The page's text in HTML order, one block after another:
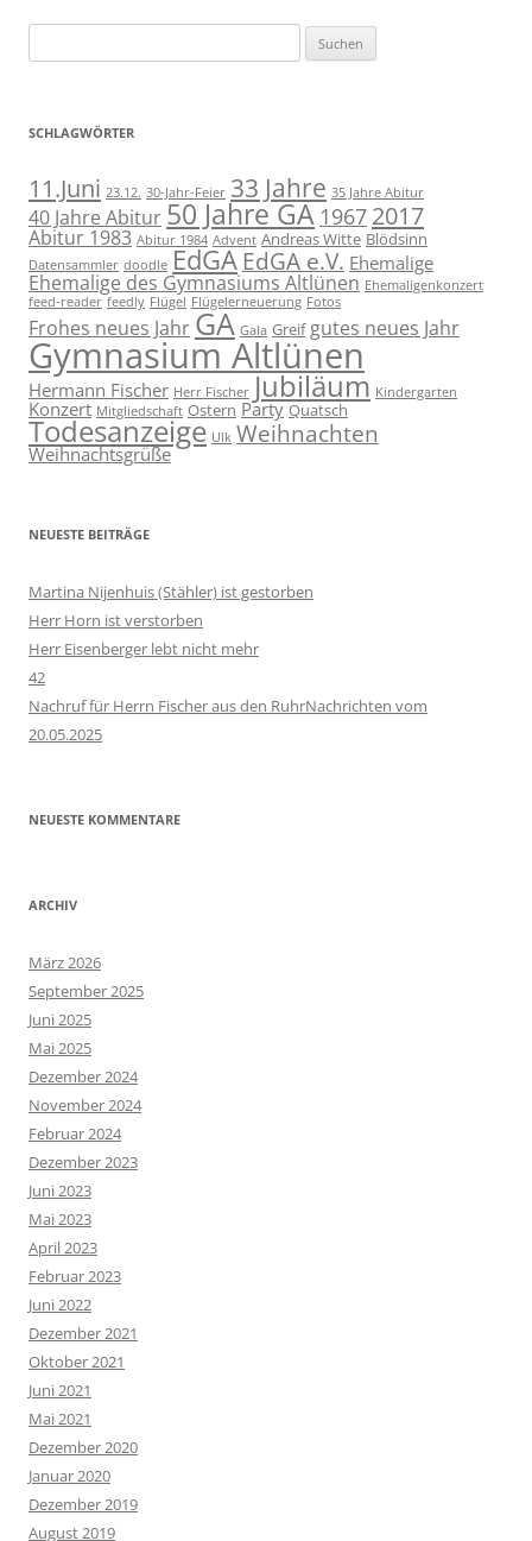
nach:
SCHLAGWÖRTER
11.Juni 23.12. 30-Jahr-Feier 33 Jahre 35 Jahre Abitur
40 Jahre Abitur 50 Jahre GA 1967 2017
Abitur 1983 Abitur 1984 Advent Andreas Witte Blödsinn
Datensammler doodle EdGA EdGA e.V. Ehemalige
Ehemalige des Gymnasiums Altlünen Ehemaligenkonzert
feed-reader feedly Flügel Flügelerneuerung Fotos
Frohes neues Jahr GA Gala Greif gutes neues Jahr
Gymnasium Altlünen
Hermann Fischer Herr Fischer Jubiläum Kindergarten
Konzert Mitgliedschaft Ostern Party Quatsch
Todesanzeige Ulk Weihnachten
Weihnachtsgrüße
NEUESTE BEITRÄGE
Martina Nijenhuis (Stähler) ist gestorben
Herr Horn ist verstorben
Herr Eisenberger lebt nicht mehr
42
Nachruf für Herrn Fischer aus den RuhrNachrichten vom
20.05.2025
NEUESTE KOMMENTARE
ARCHIV
März 2026
September 2025
Juni 2025
Mai 2025
Dezember 2024
November 2024
Februar 2024
Dezember 2023
Juni 2023
Mai 2023
April 2023
Februar 2023
Juni 2022
Dezember 2021
Oktober 2021
Juni 2021
Mai 2021
Dezember 2020
Januar 2020
Dezember 2019
August 2019